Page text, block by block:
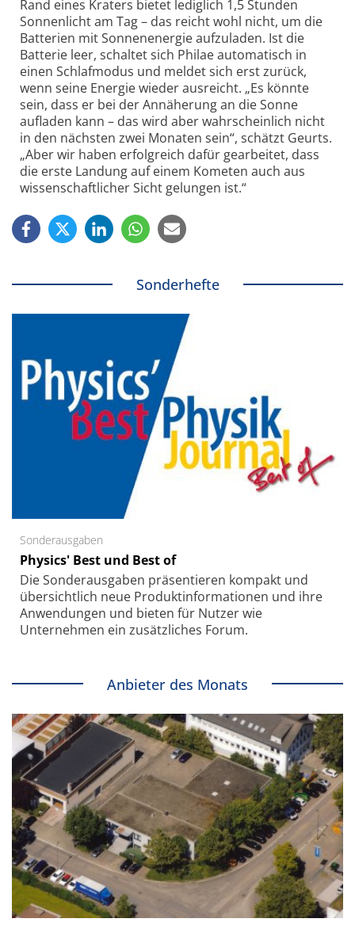
Rand eines Kraters bietet lediglich 1,5 Stunden
Sonnenlicht am Tag – das reicht wohl nicht, um die
Batterien mit Sonnenenergie aufzuladen. Ist die
Batterie leer, schaltet sich Philae automatisch in
einen Schlafmodus und meldet sich erst zurück,
wenn seine Energie wieder ausreicht. „Es könnte
sein, dass er bei der Annäherung an die Sonne
aufladen kann – das wird aber wahrscheinlich nicht
in den nächsten zwei Monaten sein“, schätzt Geurts.
„Aber wir haben erfolgreich dafür gearbeitet, dass
die erste Landung auf einem Kometen auch aus
wissenschaftlicher Sicht gelungen ist.“
Sonderhefte
Sonderausgaben
Physics' Best und Best of
Die Sonder­ausgaben präsentieren kompakt und
übersichtlich neue Produkt­informationen und ihre
Anwendungen und bieten für Nutzer wie
Unternehmen ein zusätzliches Forum.
Anbieter des Monats